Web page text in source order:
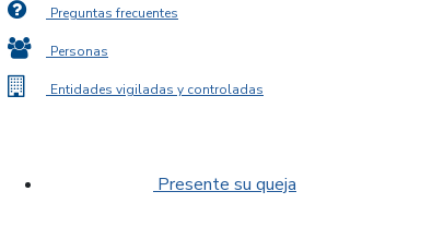
Preguntas frecuentes
Personas
Entidades vigiladas y controladas
Presente su queja